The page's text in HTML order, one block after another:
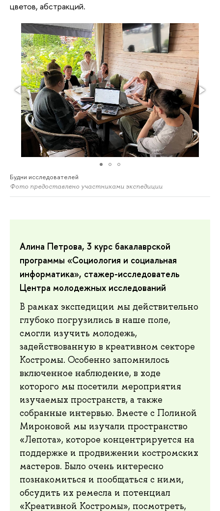
цветов, абстракций.
Будни исследователей
Фото предоставлено участниками экспедиции
Алина Петрова, 3 курс бакалаврской
программы «Социология и социальная
информатика», стажер-исследователь
Центра молодежных исследований
В рамках экспедиции мы действительно
глубоко погрузились в наше поле,
смогли изучить молодежь,
задействованную в креативном секторе
Костромы. Особенно запомнилось
включенное наблюдение, в ходе
которого мы посетили мероприятия
изучаемых пространств, а также
собранные интервью. Вместе с Полиной
Мироновой мы изучали пространство
«Лепота», которое концентрируется на
поддержке и продвижении костромских
мастеров. Было очень интересно
познакомиться и пообщаться с ними,
обсудить их ремесла и потенциал
«Креативной Костромы», посмотреть,